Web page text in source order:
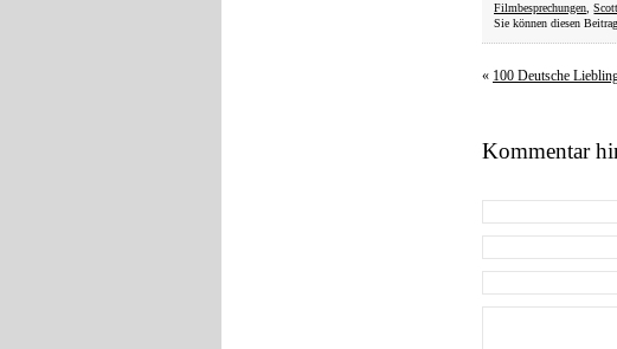
Filmbesprechungen ,Scott
Sie können diesen Beitrag
« 100 Deutsche
Kommentar